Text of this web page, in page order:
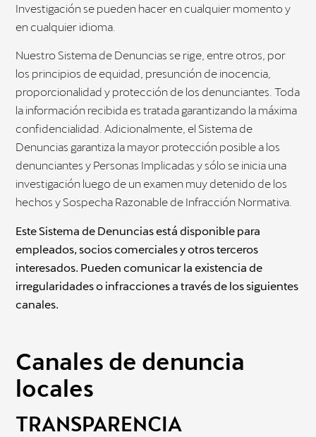
Investigación se pueden hacer en cualquier momento y
en cualquier idioma.
Nuestro Sistema de Denuncias se rige, entre otros, por
los principios de equidad, presunción de inocencia,
proporcionalidad y protección de los denunciantes. Toda
la información recibida es tratada garantizando la máxima
confidencialidad. Adicionalmente, el Sistema de
Denuncias garantiza la mayor protección posible a los
denunciantes y Personas Implicadas y sólo se inicia una
investigación luego de un examen muy detenido de los
hechos y Sospecha Razonable de Infracción Normativa.
Este Sistema de Denuncias está disponible para
empleados, socios comerciales y otros terceros
interesados. Pueden comunicar la existencia de
irregularidades o infracciones a través de los siguientes
canales.
Canales de denuncia
locales
TRANSPARENCIA